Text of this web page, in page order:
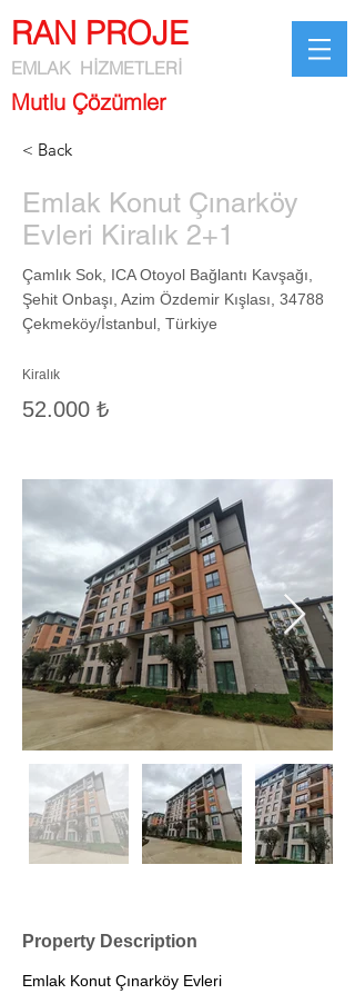
RAN PROJE
EMLAK HİZMETLERİ
Mutlu Çözümler
< Back
Emlak Konut Çınarköy
Evleri Kiralık 2+1
Çamlık Sok, ICA Otoyol Bağlantı Kavşağı,
Şehit Onbaşı, Azim Özdemir Kışlası, 34788
Çekmeköy/İstanbul, Türkiye
Kiralık
52.000 ₺
Property Description
Emlak Konut Çınarköy Evleri